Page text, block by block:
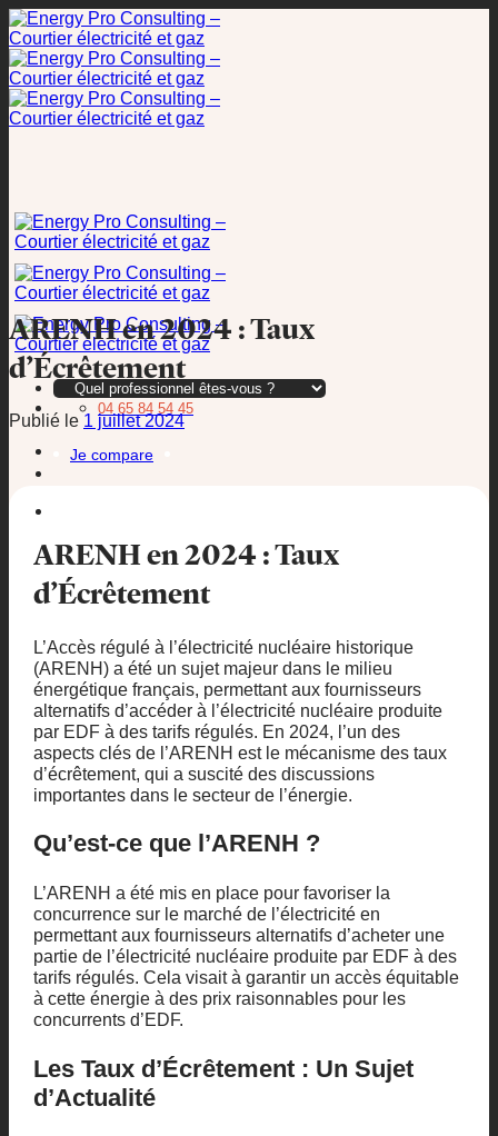
Passer
au
contenu
04 65 84 54 45
Je compare
ARENH en 2024 : Taux
d’Écrêtement
Publié le 1 juillet 2024
ARENH en 2024 : Taux
d’Écrêtement
L’Accès régulé à l’électricité nucléaire historique
(ARENH) a été un sujet majeur dans le milieu
énergétique français, permettant aux fournisseurs
alternatifs d’accéder à l’électricité nucléaire produite
par EDF à des tarifs régulés. En 2024, l’un des
aspects clés de l’ARENH est le mécanisme des taux
d’écrêtement, qui a suscité des discussions
importantes dans le secteur de l’énergie.
Qu’est-ce que l’ARENH ?
L’ARENH a été mis en place pour favoriser la
concurrence sur le marché de l’électricité en
permettant aux fournisseurs alternatifs d’acheter une
partie de l’électricité nucléaire produite par EDF à des
tarifs régulés. Cela visait à garantir un accès équitable
à cette énergie à des prix raisonnables pour les
concurrents d’EDF.
Les Taux d’Écrêtement : Un Sujet
d’Actualité